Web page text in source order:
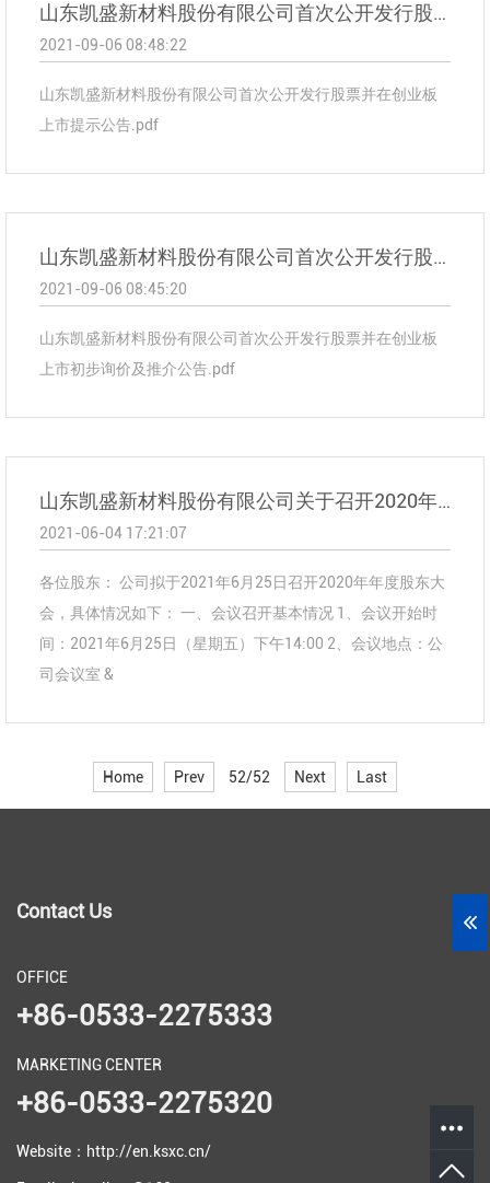
山东凯盛新材料股份有限公司首次公开发行股票并在创业板上市提示公告
2021-09-06 08:48:22
山东凯盛新材料股份有限公司首次公开发行股票并在创业板
上市提示公告.pdf
山东凯盛新材料股份有限公司首次公开发行股票并在创业板上市初步询价及推介公告
2021-09-06 08:45:20
山东凯盛新材料股份有限公司首次公开发行股票并在创业板
上市初步询价及推介公告.pdf
山东凯盛新材料股份有限公司关于召开2020年年度股东大会的通知
2021-06-04 17:21:07
各位股东： 公司拟于2021年6月25日召开2020年年度股东大
会，具体情况如下： 一、会议召开基本情况 1、会议开始时
间：2021年6月25日（星期五）下午14:00 2、会议地点：公
司会议室 &
Home Prev 52/52 Next Last
Contact Us
OFFICE
+86-0533-2275333
MARKETING CENTER
+86-0533-2275320
Website：http://en.ksxc.cn/